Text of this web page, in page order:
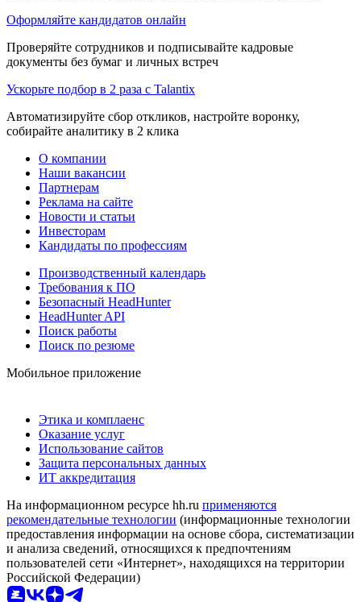
Оформляйте кандидатов онлайн
Проверяйте сотрудников и подписывайте кадровые
документы без бумаг и личных встреч
Ускорьте подбор в 2 раза с Talantix
Автоматизируйте сбор откликов, настройте воронку,
собирайте аналитику в 2 клика
О компании
Наши вакансии
Партнерам
Реклама на сайте
Новости и статьи
Инвесторам
Кандидаты по профессиям
Производственный календарь
Требования к ПО
Безопасный HeadHunter
HeadHunter API
Поиск работы
Поиск по резюме
Мобильное приложение
Этика и комплаенс
Оказание услуг
Использование сайтов
Защита персональных данных
ИТ аккредитация
На информационном ресурсе hh.ru применяются
рекомендательные технологии (информационные технологии
предоставления информации на основе сбора, систематизации
и анализа сведений, относящихся к предпочтениям
пользователей сети «Интернет», находящихся на территории
Российской Федерации)